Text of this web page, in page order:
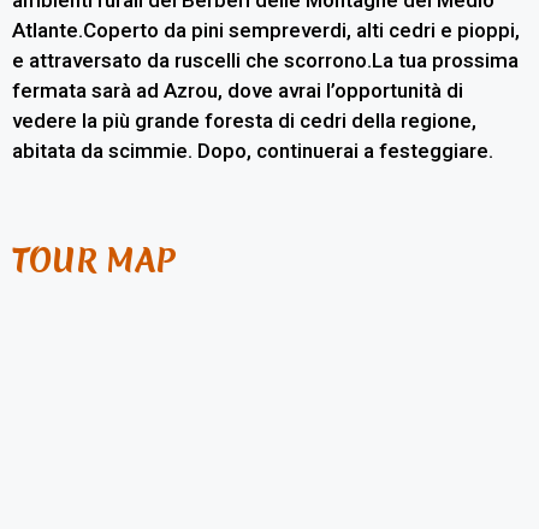
Atlante.Coperto da pini sempreverdi, alti cedri e pioppi,
e attraversato da ruscelli che scorrono.La tua prossima
fermata sarà ad Azrou, dove avrai l’opportunità di
vedere la più grande foresta di cedri della regione,
abitata da scimmie. Dopo, continuerai a festeggiare.
TOUR MAP